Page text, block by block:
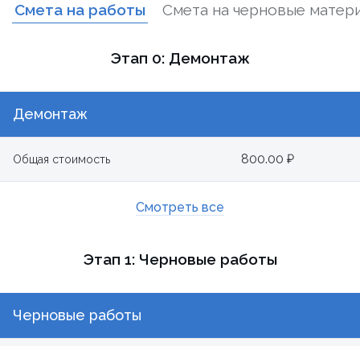
Смета на работы Смета на черновые
Этап 0: Демонтаж
Демонтаж
Общая стоимость 800.00 ₽
Смотреть все
Этап 1: Черновые работы
Черновые работы